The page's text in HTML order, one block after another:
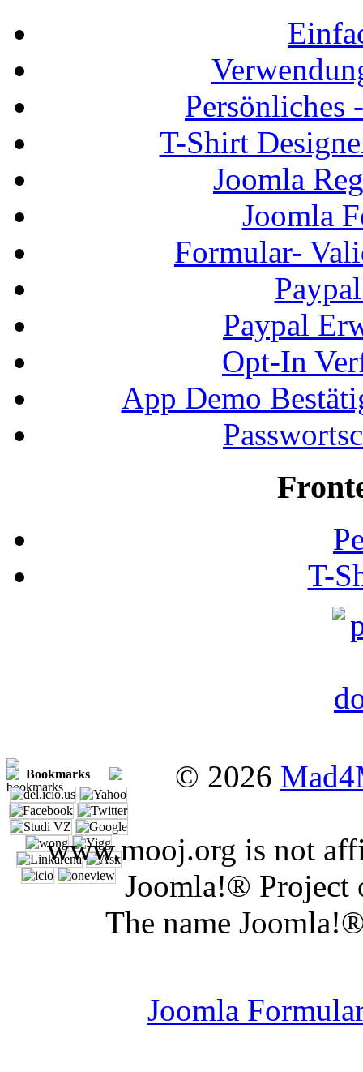
Persönliches
T-Shirt
Joomla
Joomla
Formular-
Paypal
Opt-In
App Demo
T-
Bookmarks © 2026
www.mooj.org is not
Joomla!® Project
The name
Joomla